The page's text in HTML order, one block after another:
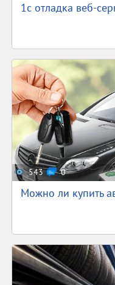
1c отладка веб-
543 0
Можно ли купить